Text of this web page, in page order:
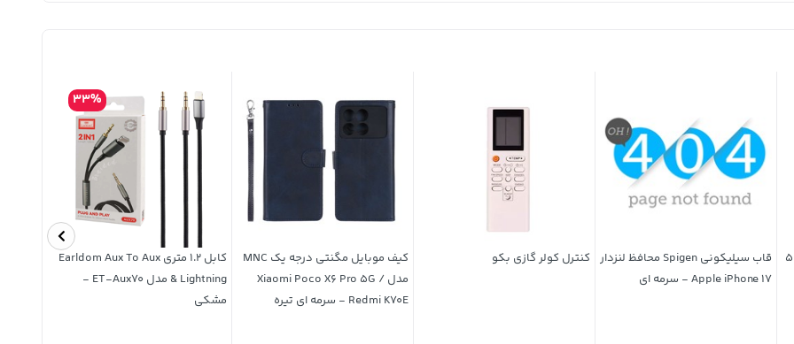
500
قاب سیلیکونی Spigen محافظ لنزدار
Apple iPhone 17 - سرمه ای
کنترل کولر گازی بکو
کیف موبایل مگنتی درجه یک MNC
مدل Xiaomi Poco X6 Pro 5G /
Redmi K70E - سرمه ای تیره
کابل 1.2 متری Earldom Aux To Aux
& Lightning مدل ET-Aux70 -
مشکی
33%